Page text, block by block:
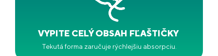
VYPITE CELÝ OBSAH FĽAŠTIČKY
Tekutá forma zaručuje rýchlejšiu absorpciu.